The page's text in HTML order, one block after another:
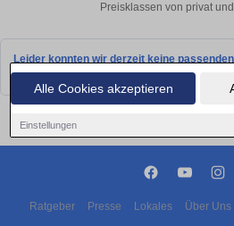
Alle Cookies akzeptieren
Einstellungen
Preisklassen von privat
Leider konnten wir derzeit keine
bald wieder vorbei!
Ratgeber Presse Lokales Über Uns